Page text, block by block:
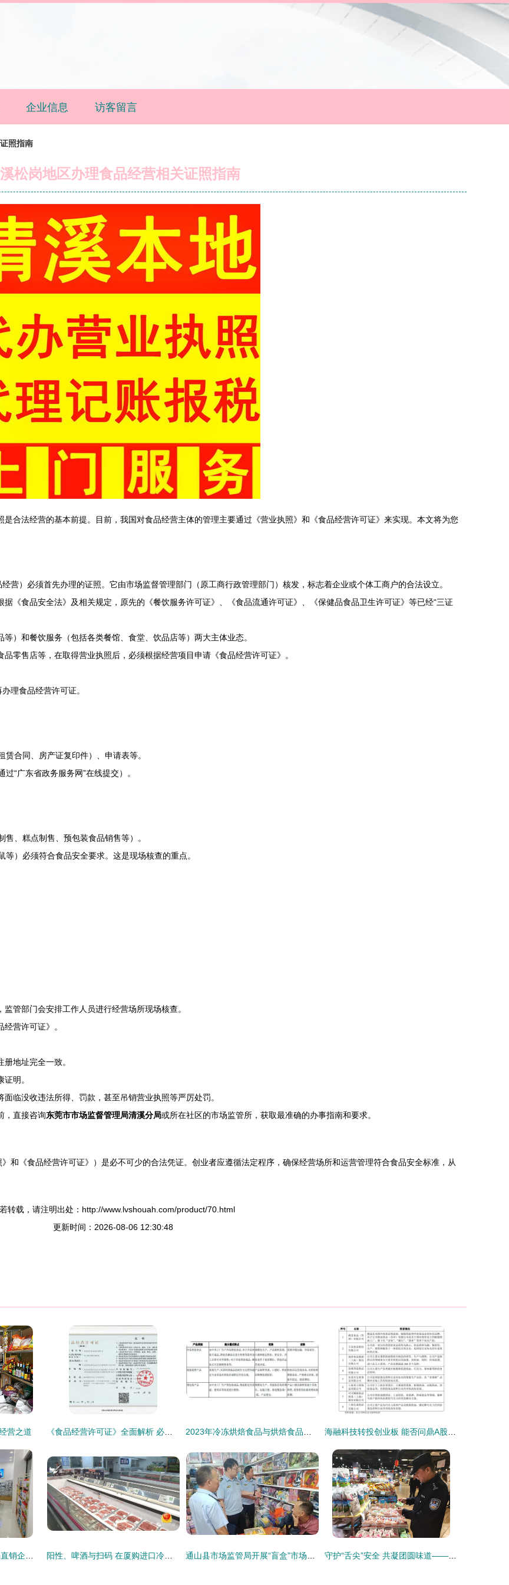
企业信息 访客留言
照指南
松岗地区办理食品经营相关证照指南
合法经营的基本前提。目前，我国对食品经营主体的管理主要通过《营业执照》和《食品经营许可证》来实现。本文将为您
营）必须首先办理的证照。它由市场监督管理部门（原工商行政管理部门）核发，标志着企业或个体工商户的合法设立。
据《食品安全法》及相关规定，原先的《餐饮服务许可证》、《食品流通许可证》、《保健品食品卫生许可证》等已经“三证
）和餐饮服务（包括各类餐馆、食堂、饮品店等）两大主体业态。
零售店等，在取得营业执照后，必须根据经营项目申请《食品经营许可证》。
理食品经营许可证。
合同、房产证复印件）、申请表等。
“广东省政务服务网”在线提交）。
售、糕点制售、预包装食品销售等）。
）必须符合食品安全要求。这是现场核查的重点。
管部门会安排工作人员进行经营场所现场核查。
营许可证》。
地址完全一致。
明。
临没收违法所得、罚款，甚至吊销营业执照等严厉处罚。
，直接咨询东莞市市场监督管理局清溪分局或所在社区的市场监管所，获取最准确的办事指南和要求。
》和《食品经营许可证》）是必不可少的合法凭证。创业者应遵循法定程序，确保经营场所和运营管理符合食品安全标准，从
转载，请注明出处：http://www.lvshouah.com/product/70.html
更新时间：2026-08-06 12:30:48
营之道